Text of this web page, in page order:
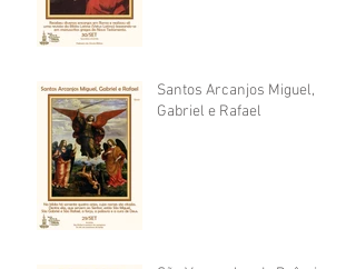
Santos Arcanjos Miguel,
Gabriel e Rafael